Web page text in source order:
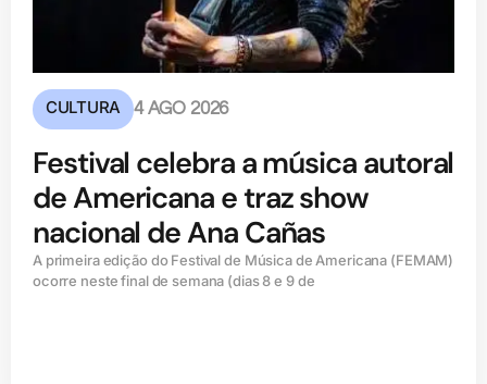
CULTURA 4 AGO 2026
Festival celebra a música autoral
de Americana e traz show
nacional de Ana Cañas
A primeira edição do Festival de Música de Americana (FEMAM)
ocorre neste final de semana (dias 8 e 9 de